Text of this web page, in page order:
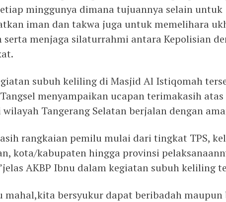
minggunya dimana tujuannya selain untuk
iman dan takwa juga untuk memelihara
serta menjaga silaturrahmi antara Kepolisian
subuh keliling di Masjid Al Istiqomah
menyampaikan ucapan terimakasih
Tangerang Selatan berjalan dengan
rangkaian pemilu mulai dari tingkat TPS,
kota/kabupaten hingga provinsi
AKBP Ibnu dalam kegiatan subuh keliling
mahal,kita bersyukur dapat beribadah